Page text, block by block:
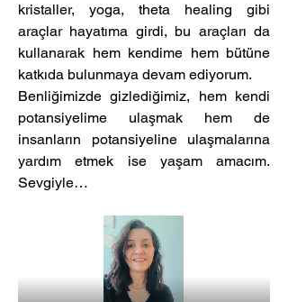
kristaller, yoga, theta healing gibi
araçlar hayatıma girdi, bu araçları da
kullanarak hem kendime hem bütüne
katkıda bulunmaya devam ediyorum.
Benliğimizde gizlediğimiz, hem kendi
potansiyelime ulaşmak hem de
insanların potansiyeline ulaşmalarına
yardım etmek ise yaşam amacım.
Sevgiyle…